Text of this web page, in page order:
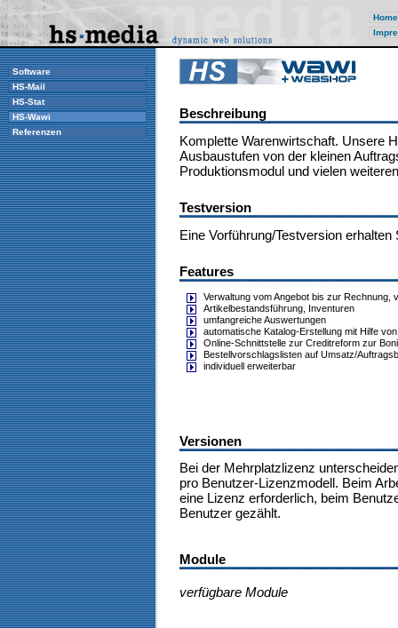
Home
Software
HS-Mail
HS-Stat
HS-Wawi
Referenzen
Beschreibung
Komplette Warenwirtschaft. Unsere
Ausbaustufen von der kleinen
Produktionsmodul und vielen
Testversion
Eine Vorführung/Testversion erhalten
Features
Verwaltung vom Angebot bis zur Rechnung,
Artikelbestandsführung, Inventuren
umfangreiche Auswertungen
automatische Katalog-Erstellung mit Hilfe
Online-Schnittstelle zur Creditreform zur
Bestellvorschlagslisten auf Umsatz/
individuell erweiterbar
Versionen
Bei der Mehrplatzlizenz
pro Benutzer-Lizenzmodell. Beim
eine Lizenz erforderlich, beim
Benutzer gezählt.
Module
verfügbare Module